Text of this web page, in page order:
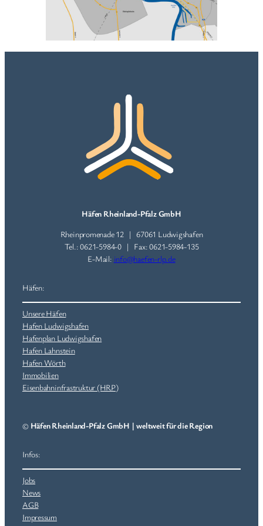
Häfen Rheinland-Pfalz GmbH
Rheinpromenade 12 | 67061 Ludwigshafen
Tel.: 0621-5984-0 | Fax: 0621-5984-135
E-Mail: info@haefen-rlp.de
Häfen:
Unsere Häfen
Hafen Ludwigshafen
Hafenplan Ludwigshafen
Hafen Lahnstein
Hafen Wörth
Immobilien
Eisenbahninfrastruktur (HRP)
© Häfen Rheinland-Pfalz GmbH |weltweit für die Region
Infos:
Jobs
News
AGB
Impressum